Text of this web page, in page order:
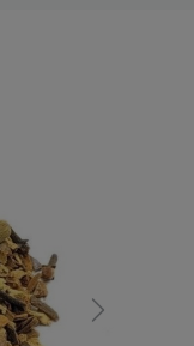
Next